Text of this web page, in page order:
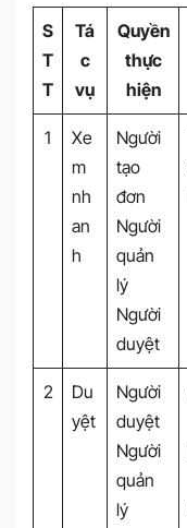
S
T
T
Tá
c
vụ
Quyền
thực
hiện
1
Xe
m
nh
an
h
Người
tạo
đơn
Người
quản
lý
Người
duyệt
2
Du
yệt
Người
duyệt
Người
quản
lý